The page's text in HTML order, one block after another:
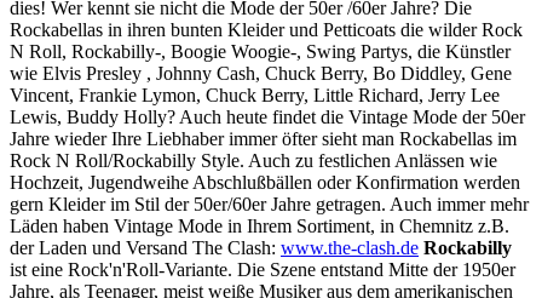
dies! Wer kennt sie nicht die Mode der 50er /60er Jahre? Die
Rockabellas in ihren bunten Kleider und Petticoats die wilder Rock
N Roll, Rockabilly-, Boogie Woogie-, Swing Partys, die Künstler
wie Elvis Presley , Johnny Cash, Chuck Berry, Bo Diddley, Gene
Vincent, Frankie Lymon, Chuck Berry, Little Richard, Jerry Lee
Lewis, Buddy Holly? Auch heute findet die Vintage Mode der 50er
Jahre wieder Ihre Liebhaber immer öfter sieht man Rockabellas im
Rock N Roll/Rockabilly Style. Auch zu festlichen Anlässen wie
Hochzeit, Jugendweihe Abschlußbällen oder Konfirmation werden
gern Kleider im Stil der 50er/60er Jahre getragen. Auch immer mehr
Läden haben Vintage Mode in Ihrem Sortiment, in Chemnitz z.B.
der Laden und Versand The Clash: www.the-clash.de Rockabilly
ist eine Rock'n'Roll-Variante. Die Szene entstand Mitte der 1950er
Jahre, als Teenager, meist weiße Musiker aus dem amerikanischen